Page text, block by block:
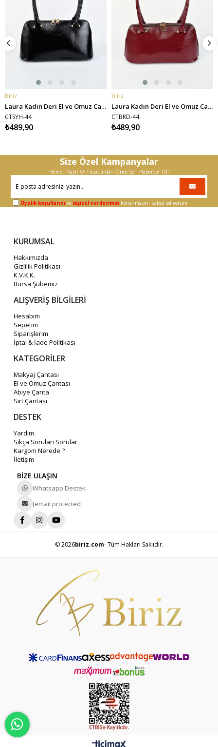
SEPETE EKLE
Biriz
Laura Kadın Deri El ve Omuz Çantası - Siyah
CTSYH-44
₺489,90
SEPETE EKLE
Biriz
Laura Kadın Deri El ve Omuz Çantası - Bordo
CTBRD-44
₺489,90
Size Özel Kampanyalar
Hemen Kayıt Ol Fırsatlardan Önce Sen Haberdar Ol!
Üyelik koşullarını ve kişisel verilerimin korunmasını kabul ediyorum.
KURUMSAL
Hakkımızda
Gizlilik Politikası
K.V.K.K.
Bursa Şubemiz
ALIŞVERİŞ BİLGİLERİ
Hesabım
Sepetim
Siparişlerim
İptal & İade Politikası
KATEGORİLER
Makyaj Çantası
El ve Omuz Çantası
Abiye Çanta
Sırt Çantası
DESTEK
Yardım
Sıkça Sorulan Sorular
Kargom Nerede ?
İletişim
BİZE ULAŞIN
Whatsapp Destek
[email protected]
© 2026biriz.com- Tüm Hakları Saklıdır.